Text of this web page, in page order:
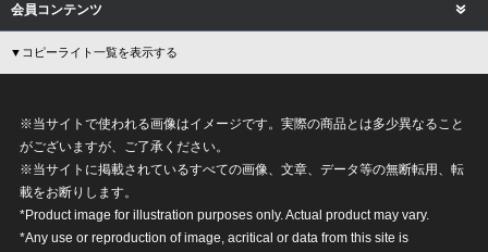
会員コンテンツ
▼コピーライト一覧を表示する
※当サイトで使われる画像はイメージです。実際の商品とは多少異なること
がございますが、ご了承ください。
※当サイトに掲載されているすべての画像、文章、データ等の無断転用、転
載をお断りします。
*Product image for illustration purposes only. Actual product may vary.
*Any use or reproduction of image, acritical or data from this site is